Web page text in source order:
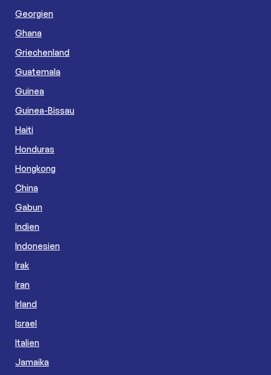
Georgien
Ghana
Griechenland
Guatemala
Guinea
Guinea-Bissau
Haiti
Honduras
Hongkong
China
Gabun
Indien
Indonesien
Irak
Iran
Irland
Israel
Italien
Jamaika